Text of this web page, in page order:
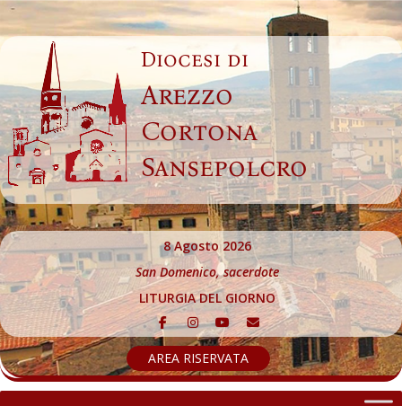
Skip
to
content
Diocesi di
Arezzo
Cortona
Sansepolcro
8 Agosto 2026
San Domenico, sacerdote
LITURGIA DEL GIORNO
AREA RISERVATA